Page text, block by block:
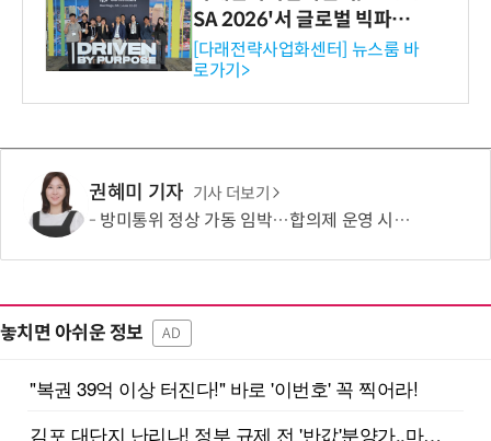
SA 2026'서 글로벌 빅파마
와의 비즈니스 미팅 지원…K
-바이오 해외 진출 교두보 확
보
[다래전략사업화센터] 뉴스룸 바
로가기>
권혜미 기자 기사 더보기
방미통위 정상 가동 임박…합의제 운영 시험대
놓치면 아쉬운 정보 AD